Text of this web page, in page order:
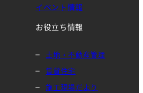
イベント情報
お役立ち情報
土地・不動産管理
賃貸住宅
施工現場だより